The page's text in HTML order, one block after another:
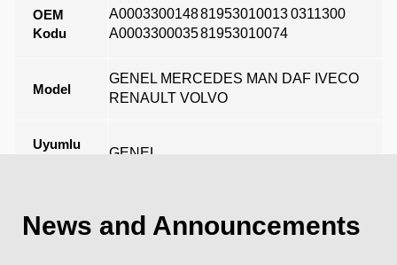
OEM
Kodu
A000330014881953010013 0311300
A000330003581953010074
Model
GENEL MERCEDES MAN DAF IVECO
RENAULT VOLVO
Uyumlu
GENEL
Açıklama
News and Announcements